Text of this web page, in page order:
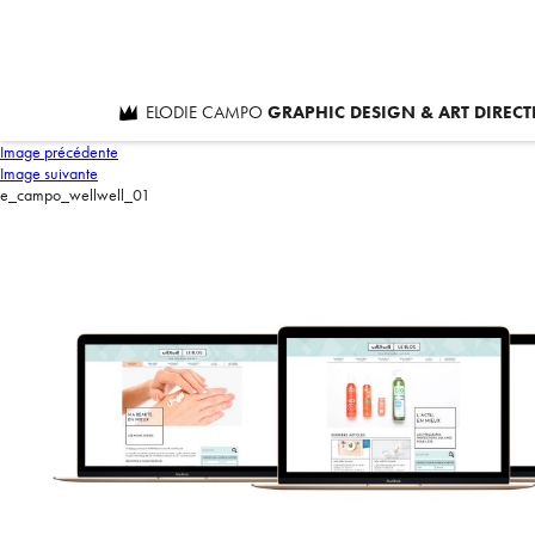
ELODIE CAMPO GRAPHIC DESIGN & ART
Image précédente
Image suivante
e_campo_wellwell_01